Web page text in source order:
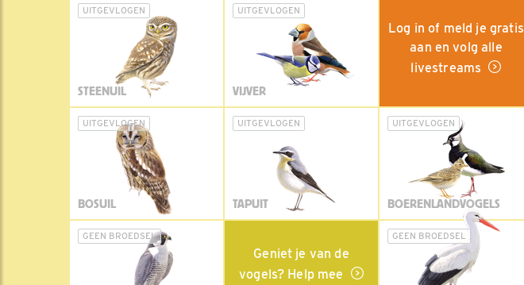
UITGEVLOGEN
STEENUIL
UITGEVLOGEN
VIJVER
Log in of meld je gratis
aan en volg alle
livestreams
UITGEVLOGEN
BOSUIL
UITGEVLOGEN
TAPUIT
UITGEVLOGEN
BOERENLANDVOGELS
GEEN BROEDSEL
Geniet je van de
vogels? Help mee
GEEN BROEDSEL